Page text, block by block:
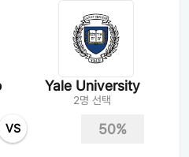
Yale University
2명 선택
VS 50%